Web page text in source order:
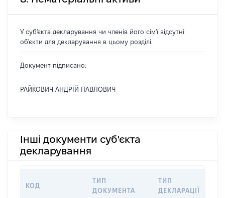
У суб'єкта декларування чи членів його сім'ї відсутні
об'єкти для декларування в цьому розділі.
Документ підписано:
РАЙКОВИЧ АНДРІЙ ПАВЛОВИЧ
Інші документи суб'єкта
декларування
КОД
ТИП
ДОКУМЕНТА
ТИП
ДЕКЛАРАЦІЇ